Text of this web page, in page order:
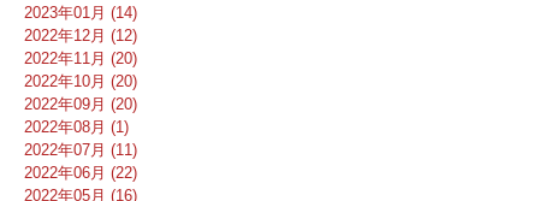
2023年01月 (14)
2022年12月 (12)
2022年11月 (20)
2022年10月 (20)
2022年09月 (20)
2022年08月 (1)
2022年07月 (11)
2022年06月 (22)
2022年05月 (16)